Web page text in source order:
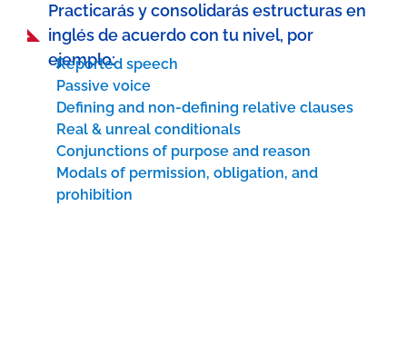
Practicarás y consolidarás estructuras en
inglés de acuerdo con tu nivel, por
ejemplo:
Reported speech
Passive voice
Defining and non-defining relative clauses
Real & unreal conditionals
Conjunctions of purpose and reason
Modals of permission, obligation, and
prohibition